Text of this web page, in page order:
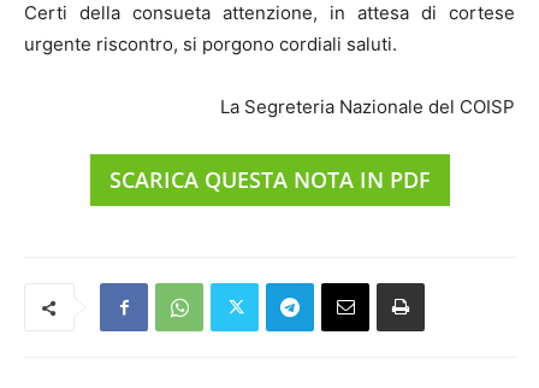
Certi della consueta attenzione, in attesa di cortese
urgente riscontro, si porgono cordiali saluti.
La Segreteria Nazionale del COISP
SCARICA QUESTA NOTA IN PDF